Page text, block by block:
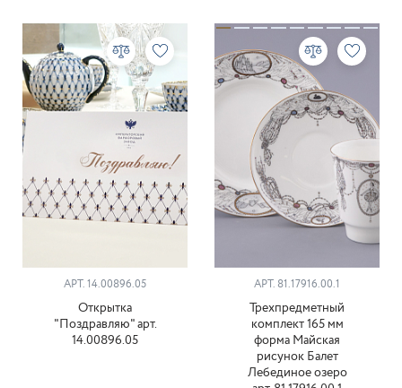
АРТ. 14.00896.05
Открытка
"Поздравляю" арт.
14.00896.05
АРТ. 81.17916.00.1
Трехпредметный
комплект 165 мм
форма Майская
рисунок Балет
Лебединое озеро